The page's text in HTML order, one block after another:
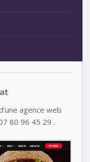
agence web
80 96 45 29 .